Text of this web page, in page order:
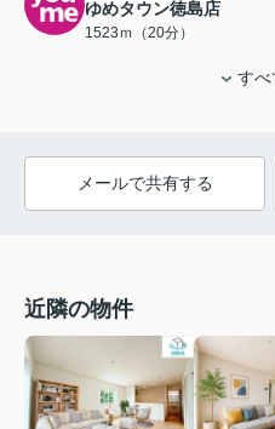
ゆめタウン徳島店
1523ｍ（20分）
すべ
メールで共有する
近隣の物件